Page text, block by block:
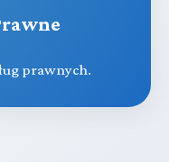
prawnych.